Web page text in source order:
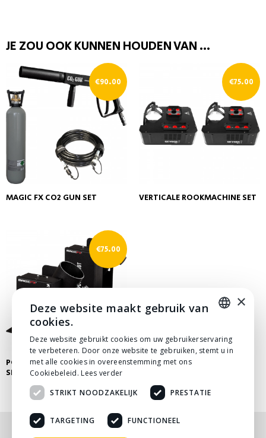
JE ZOU OOK KUNNEN HOUDEN VAN …
MAGIC FX CO2 GUN SET
€90.00
VERTICALE ROOKMACHINE SET
€75.00
POWERSHOT CONFETTI
SHOOTER SET
€75.00
DUTCH
×
Deze website maakt gebruik van
cookies.
Deze website gebruikt cookies om uw gebruikerservaring
te verbeteren. Door onze website te gebruiken, stemt u in
met alle cookies in overeenstemming met ons
Cookiebeleid. Lees verder
STRIKT NOODZAKELIJK
PRESTATIE
TARGETING FUNCTIONEEL